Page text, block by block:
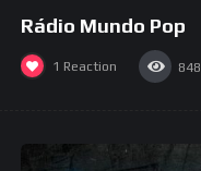
Rádio Mundo Pop
1 Reaction 848